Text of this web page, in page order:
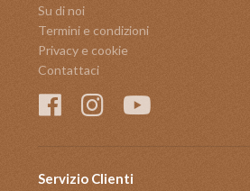
Su di noi
Termini e condizioni
Privacy e cookie
Contattaci
Servizio Clienti